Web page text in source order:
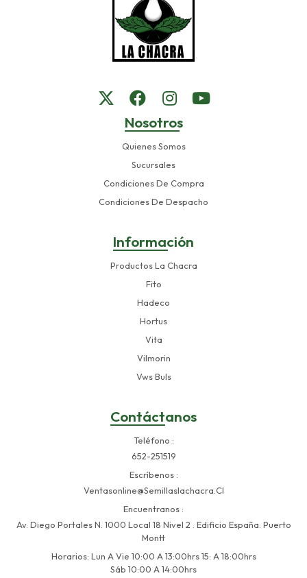
Nosotros
Quienes Somos
Sucursales
Condiciones De Compra
Condiciones De Despacho
Información
Productos La Chacra
Fito
Hadeco
Hortus
Vita
Vilmorin
Vws Buls
Contáctanos
Teléfono
652-251519
Escríbenos
Ventasonline@semillaslachacra.cl
Encuentranos
Av. Diego Portales N. 1000 Local 18 Nivel 2 . Edificio España. Puerto
Montt
Horarios: Lun A Vie 10:00 A 13:00hrs 15: A 18:00hrs
Sáb 10:00 A 14:00hrs